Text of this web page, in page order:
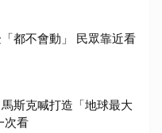
都不會動」 民眾靠近看
斯克喊打造「地球最大
次看